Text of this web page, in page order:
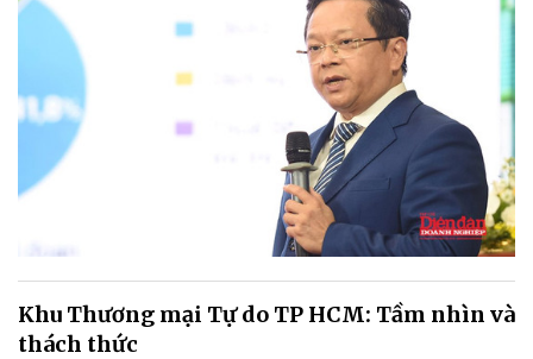
Khu Thương mại Tự do TP HCM: Tầm nhìn và
thách thức